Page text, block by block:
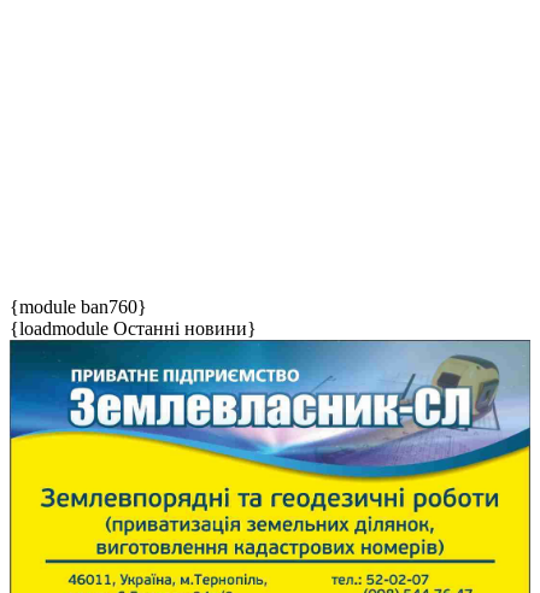
{module ban760}
{loadmodule Останні новини}